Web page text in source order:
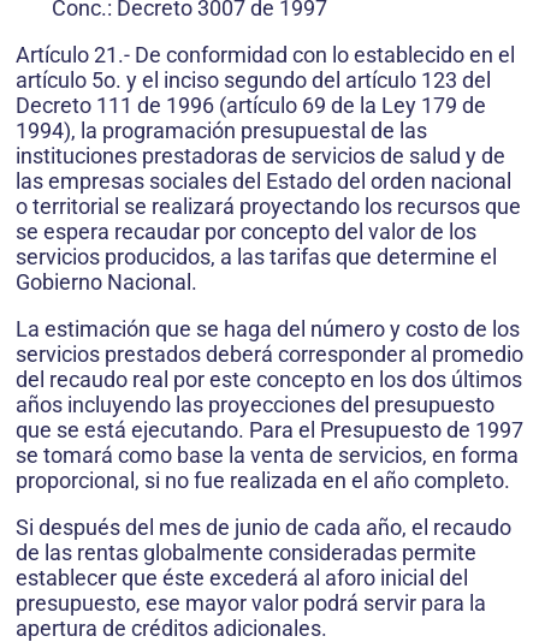
Conc.: Decreto 3007 de 1997
Artículo 21.- De conformidad con lo establecido en el
artículo 5o. y el inciso segundo del artículo 123 del
Decreto 111 de 1996 (artículo 69 de la Ley 179 de
1994), la programación presupuestal de las
instituciones prestadoras de servicios de salud y de
las empresas sociales del Estado del orden nacional
o territorial se realizará proyectando los recursos que
se espera recaudar por concepto del valor de los
servicios producidos, a las tarifas que determine el
Gobierno Nacional.
La estimación que se haga del número y costo de los
servicios prestados deberá corresponder al promedio
del recaudo real por este concepto en los dos últimos
años incluyendo las proyecciones del presupuesto
que se está ejecutando. Para el Presupuesto de 1997
se tomará como base la venta de servicios, en forma
proporcional, si no fue realizada en el año completo.
Si después del mes de junio de cada año, el recaudo
de las rentas globalmente consideradas permite
establecer que éste excederá al aforo inicial del
presupuesto, ese mayor valor podrá servir para la
apertura de créditos adicionales.